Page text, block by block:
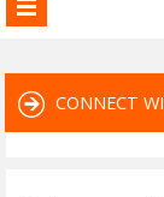
CONNECT